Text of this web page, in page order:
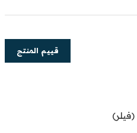
قييم المنتج